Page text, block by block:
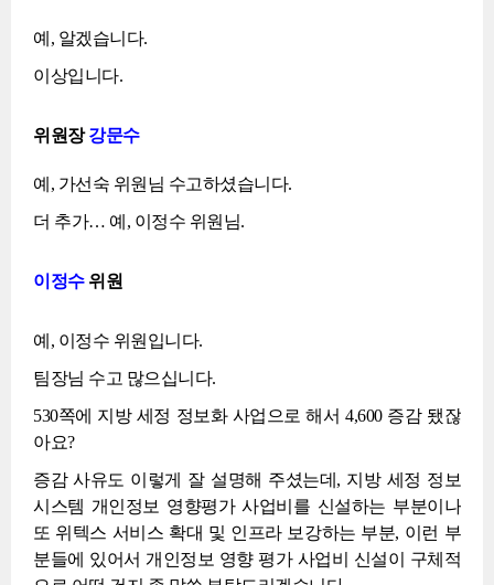
예, 알겠습니다.
이상입니다.
위원장강문수
예, 가선숙 위원님 수고하셨습니다.
더 추가… 예, 이정수 위원님.
이정수위원
예, 이정수 위원입니다.
팀장님 수고 많으십니다.
530쪽에 지방 세정 정보화 사업으로 해서 4,600 증감 됐잖
아요?
증감 사유도 이렇게 잘 설명해 주셨는데, 지방 세정 정보
시스템 개인정보 영향평가 사업비를 신설하는 부분이나
또 위텍스 서비스 확대 및 인프라 보강하는 부분, 이런 부
분들에 있어서 개인정보 영향 평가 사업비 신설이 구체적